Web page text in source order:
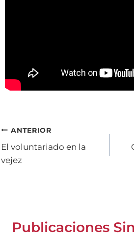
Navegación
de
ANTERIOR
El voluntariado en la
vejez
Publicaciones